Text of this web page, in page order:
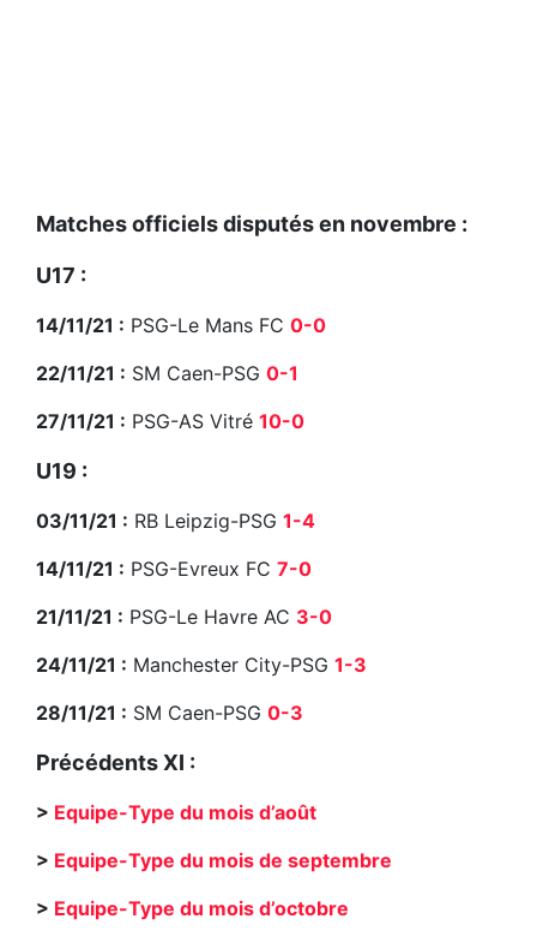
Matches officiels disputés en novembre :
U17 :
14/11/21 : PSG-Le Mans FC 0-0
22/11/21 : SM Caen-PSG 0-1
27/11/21 : PSG-AS Vitré 10-0
U19 :
03/11/21 : RB Leipzig-PSG 1-4
14/11/21 : PSG-Evreux FC 7-0
21/11/21 : PSG-Le Havre AC 3-0
24/11/21 : Manchester City-PSG 1-3
28/11/21 : SM Caen-PSG 0-3
Précédents XI :
> Equipe-Type du mois d’août
> Equipe-Type du mois de septembre
> Equipe-Type du mois d’octobre